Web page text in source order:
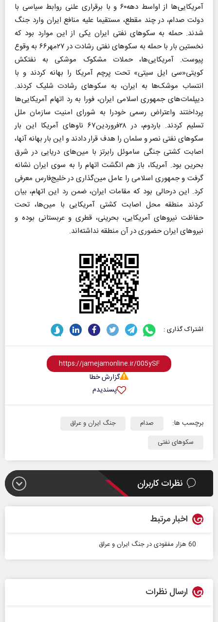
آمریکایی‌ها از اواسط دهه۶۰ و با برقراری علنی روابط سیاسی با
دولت صدام، در چند مقطع، مستقیما علیه منافع ایران وارد جنگ
شدند. حمله‌ به سکوهای نفتی ایران یکی از این موارد بود که
نخستین بار با حمله به سکوهای نفتی رشادت در ۲۷مهر۶۶ به وقوع
پیوست. آمریکایی‌ها، حملات مشکوک موشکی به نفتکش
کویتی«سی ایل سیتی» تحت پرچم آمریکا را بهانه کردند و با
انتساب موشک‌ها به ایران، به سکوهای رشادت شلیک کردند.
دیپلمات‌های جمهوری اسلامی ایران، فورا به رد اتهام آمریکایی‌ها
پرداختند واعتراض رسمی خودرا به شورای امنیت سازمان ملل
تسلیم کردند. باردوم، در ۲۸فروردین۶۷ ناوهای آمریکا این بار
سکوهای نفتی نصر و سلمان را هدف قرار دادند و این بار بهانه‌ آنها،
اصابت کشتی جنگی ساموئل رابرتز با مین‌های دریایی در شرق
بحرین بود. آمریکا، باز هم انگشت اتهام را به سوی ایران نشانه
گرفت و جمهوری اسلامی را عامل مین‌گذاری در خلیج‌فارس معرفی
کرد. این درحالی بود که مقامات ایران، ضمن رد این اتهام، بیان
کردند منطقه‌ محل اصابت کشتی آمریکایی با مین‌ها، تحت
حفاظت نیروهای آمریکایی، بحرینی، قطری و عربستانی بوده و
نیروهای ایران حضوری در آن منطقه نداشته‌اند.
اشتراک گذاری :
گزارش خطا
پسندیدم
برچسب ها: صدام
جنگ ایران و عراق
سکوهای نفتی
نظرات کاربران
اخبار مرتبط
60 هزار مفقودی در جنگ ایران و عراق
ارسال نظرات